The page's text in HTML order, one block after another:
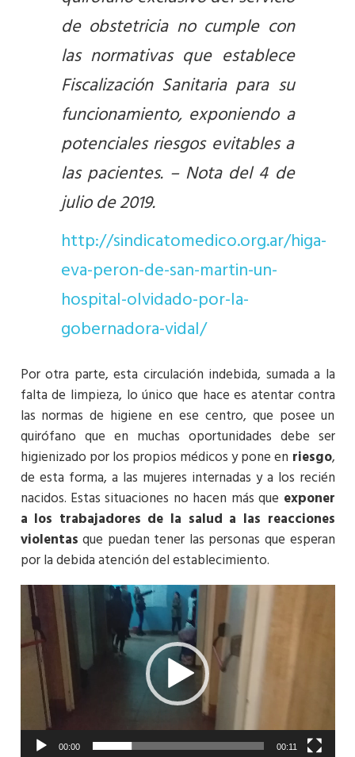
de obstetricia no cumple con
las normativas que establece
Fiscalización Sanitaria para su
funcionamiento, exponiendo a
potenciales riesgos evitables a
las pacientes. – Nota del 4 de
julio de 2019.
http://sindicatomedico.org.ar/higa-
eva-peron-de-san-martin-un-
hospital-olvidado-por-la-
gobernadora-vidal/
Por otra parte, esta circulación indebida, sumada a la
falta de limpieza, lo único que hace es atentar contra
las normas de higiene en ese centro, que posee un
quirófano que en muchas oportunidades debe ser
higienizado por los propios médicos y pone en riesgo,
de esta forma, a las mujeres internadas y a los recién
nacidos. Estas situaciones no hacen más que exponer
a los trabajadores de la salud a las reacciones
violentas que puedan tener las personas que esperan
por la debida atención del establecimiento.
Reproductor
de
video
00:00 00:11